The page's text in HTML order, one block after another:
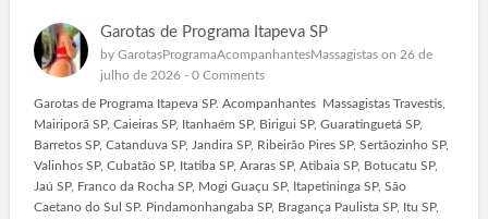
Garotas de Programa Itapeva SP
by GarotasProgramaAcompanhantesMassagistason 26 de
julho de 2026 - 0 Comments
Garotas de Programa Itapeva SP. Acompanhantes Massagistas Travestis,
Mairiporã SP, Caieiras SP, Itanhaém SP, Birigui SP, Guaratinguetá SP,
Barretos SP, Catanduva SP, Jandira SP, Ribeirão Pires SP, Sertãozinho SP,
Valinhos SP, Cubatão SP, Itatiba SP, Araras SP, Atibaia SP, Botucatu SP,
Jaú SP, Franco da Rocha SP, Mogi Guaçu SP, Itapetininga SP, São
Caetano do Sul SP. Pindamonhangaba SP, Bragança Paulista SP, Itu SP,